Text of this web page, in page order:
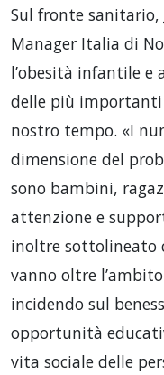
Sul fronte sanitario,
Manager Italia di
l’obesità infantile e
delle più importanti
nostro tempo. «I
dimensione del
sono bambini,
attenzione e
inoltre sottolineato
vanno oltre
incidendo sul
opportunità
vita sociale delle